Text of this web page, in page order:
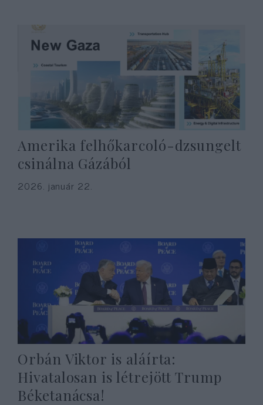
Amerika felhőkarcoló-dzsungelt
csinálna Gázából
2026. január 22.
Orbán Viktor is aláírta:
Hivatalosan is létrejött Trump
Béketanácsa!